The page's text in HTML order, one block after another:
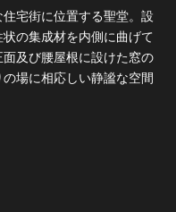
宅街に位置する聖堂。設
の集成材を内側に曲げて
及び腰屋根に設けた窓の
場に相応しい静謐な空間